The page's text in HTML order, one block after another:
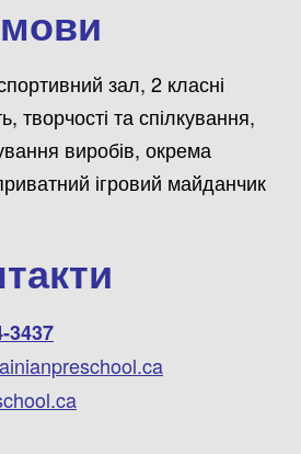
зал, 2 класні
творчості та спілкування,
виробів, окрема
ігровий майданчик
3437